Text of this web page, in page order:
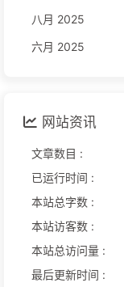
八月 2025
六月 2025
网站资讯
文章数目 :
已运行时间 :
本站总字数 :
本站访客数 :
本站总访问量 :
最后更新时间 :